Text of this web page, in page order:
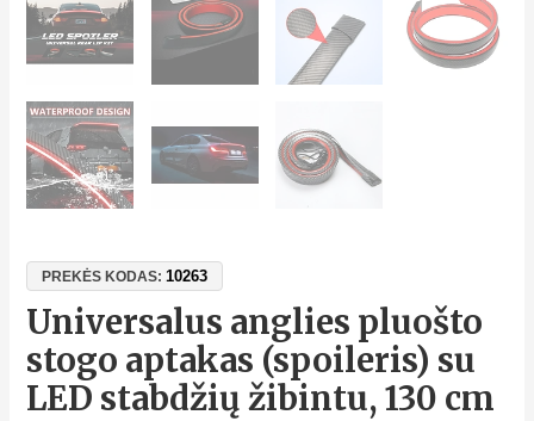
PREKĖS KODAS:10263
Universalus anglies pluošto
stogo aptakas (spoileris) su
LED stabdžių žibintu, 130 cm